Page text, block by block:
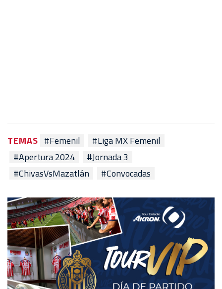
TEMAS #Femenil
#Liga MX Femenil
#Apertura 2024
#Jornada 3
#ChivasVsMazatlán
#Convocadas